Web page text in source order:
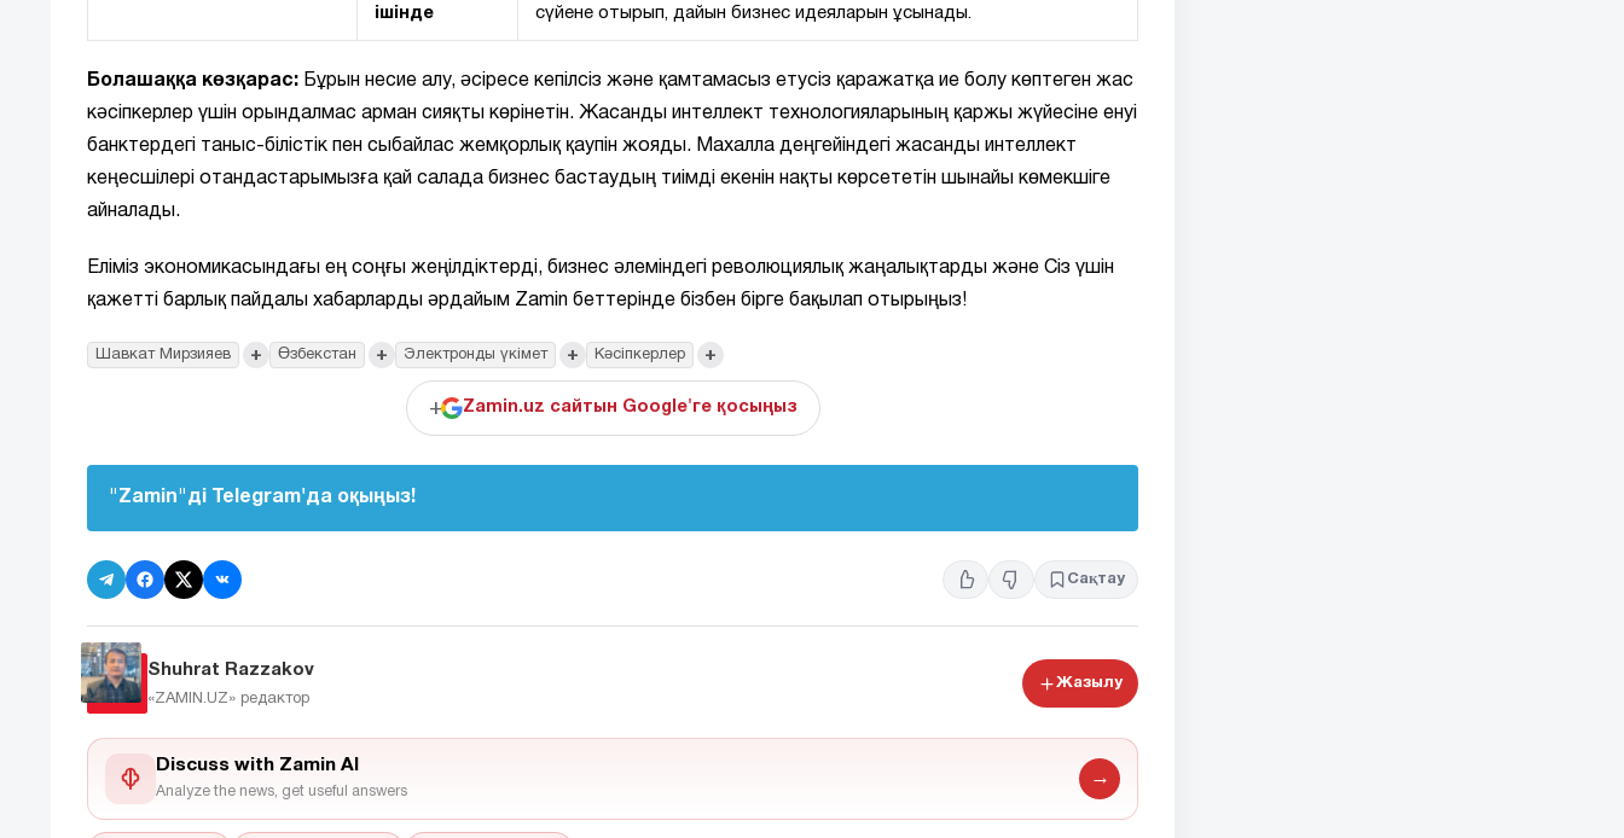
ішінде
сүйене отырып, дайын бизнес идеяларын ұсынады.
Болашаққа көзқарас: Бұрын несие алу, әсіресе кепілсіз және қамтамасыз етусіз қаражатқа ие болу көптеген жас
кәсіпкерлер үшін орындалмас арман сияқты көрінетін. Жасанды интеллект технологияларының қаржы жүйесіне енуі
банктердегі таныс-білістік пен сыбайлас жемқорлық қаупін жояды. Махалла деңгейіндегі жасанды интеллект
кеңесшілері отандастарымызға қай салада бизнес бастаудың тиімді екенін нақты көрсететін шынайы көмекшіге
айналады.
Еліміз экономикасындағы ең соңғы жеңілдіктерді, бизнес әлеміндегі революциялық жаңалықтарды және Сіз үшін
қажетті барлық пайдалы хабарларды әрдайым Zamin беттерінде бізбен бірге бақылап отырыңыз!
Шавкат Мирзияев + Өзбекстан + Электронды үкімет + Кәсіпкерлер +
+ Zamin.uz сайтын Google'ге қосыңыз
"Zamin"ді Telegram'да оқыңыз!
Сақтау
Shuhrat Razzakov
«ZAMIN.UZ» редактор
Жазылу
Discuss with Zamin AI
Analyze the news, get useful answers
→